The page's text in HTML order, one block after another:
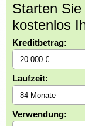
Starten
kostenlos
Kreditbetrag:
Laufzeit:
Verwendung: